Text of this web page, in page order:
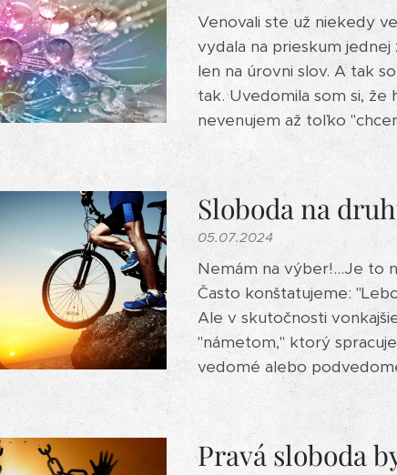
Venovali ste už niekedy
vydala na prieskum
len na úrovni slov. A tak
tak. Uvedomila som si, že
nevenujem až toľko
Sloboda na
05.07.2024
Nemám na výber!...Je to
Často konštatujeme:
Ale v skutočnosti
"námetom," ktorý
vedomé alebo
Pravá sloboda